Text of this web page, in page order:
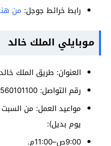
رابط خرائط جوجل: من
موبايلي الملك خالد
العنوان: طريق الملك خالد،
رقم التواصل: 0560101100.
مواعيد العمل: من
يوم بديل):
9:00ص–11:00م.